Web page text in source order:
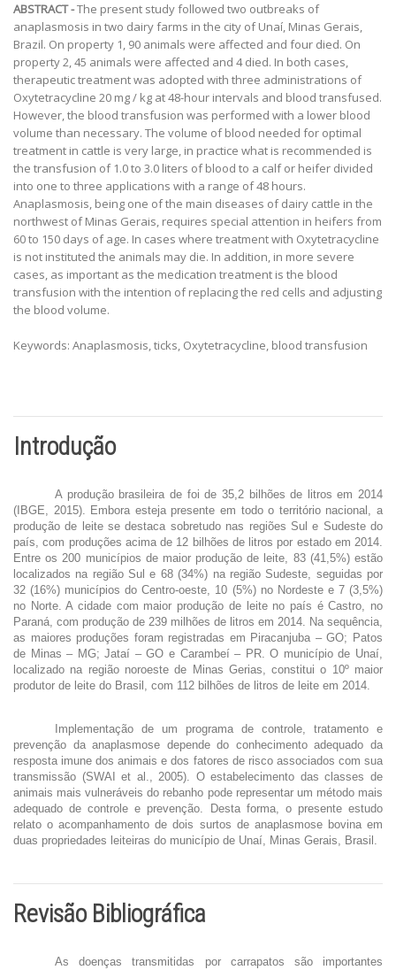
ABSTRACT -The present study followed two outbreaks of
anaplasmosis in two dairy farms in the city of Unaí, Minas Gerais,
Brazil. On property 1, 90 animals were affected and four died. On
property 2, 45 animals were affected and 4 died. In both cases,
therapeutic treatment was adopted with three administrations of
Oxytetracycline 20 mg / kg at 48-hour intervals and blood transfused.
However, the blood transfusion was performed with a lower blood
volume than necessary. The volume of blood needed for optimal
treatment in cattle is very large, in practice what is recommended is
the transfusion of 1.0 to 3.0 liters of blood to a calf or heifer divided
into one to three applications with a range of 48 hours.
Anaplasmosis, being one of the main diseases of dairy cattle in the
northwest of Minas Gerais, requires special attention in heifers from
60 to 150 days of age. In cases where treatment with Oxytetracycline
is not instituted the animals may die. In addition, in more severe
cases, as important as the medication treatment is the blood
transfusion with the intention of replacing the red cells and adjusting
the blood volume.
Keywords: Anaplasmosis, ticks, Oxytetracycline, blood transfusion
Introdução
A produção brasileira de foi de 35,2 bilhões de litros em 2014
(IBGE, 2015). Embora esteja presente em todo o território nacional, a
produção de leite se destaca sobretudo nas regiões Sul e Sudeste do
país, com produções acima de 12 bilhões de litros por estado em 2014.
Entre os 200 municípios de maior produção de leite, 83 (41,5%) estão
localizados na região Sul e 68 (34%) na região Sudeste, seguidas por
32 (16%) municípios do Centro-oeste, 10 (5%) no Nordeste e 7 (3,5%)
no Norte. A cidade com maior produção de leite no país é Castro, no
Paraná, com produção de 239 milhões de litros em 2014. Na sequência,
as maiores produções foram registradas em Piracanjuba – GO; Patos
de Minas – MG; Jataí – GO e Carambeí – PR. O município de Unaí,
localizado na região noroeste de Minas Gerias, constitui o 10º maior
produtor de leite do Brasil, com 112 bilhões de litros de leite em 2014.
Implementação de um programa de controle, tratamento e
prevenção da anaplasmose depende do conhecimento adequado da
resposta imune dos animais e dos fatores de risco associados com sua
transmissão (SWAI et al., 2005). O estabelecimento das classes de
animais mais vulneráveis do rebanho pode representar um método mais
adequado de controle e prevenção. Desta forma, o presente estudo
relato o acompanhamento de dois surtos de anaplasmose bovina em
duas propriedades leiteiras do município de Unaí, Minas Gerais, Brasil.
Revisão Bibliográfica
As doenças transmitidas por carrapatos são importantes